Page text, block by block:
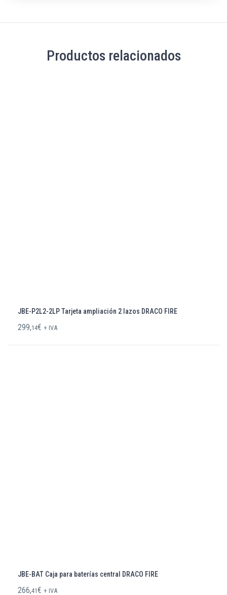
Productos relacionados
JBE-P2L2-2LP Tarjeta ampliación 2 lazos DRACO FIRE
299,14€ + IVA
JBE-BAT Caja para baterías central DRACO FIRE
266,41€ + IVA